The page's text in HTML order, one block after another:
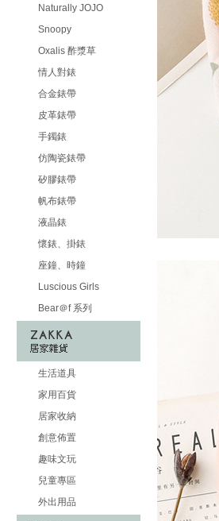
Naturally JOJO
Snoopy
Oxalis 酢漿草
情人對錶
合金錶帶
皮革錶帶
手鐲錶
仿陶瓷錶帶
矽膠錶帶
帆布錶帶
液晶錶
懷錶、掛錶
座鐘、時鐘
Luscious Girls
Bear＠f 系列
生活道具
家用百貨
居家收納
創意佈置
趣味文玩
兒童專區
外出用品